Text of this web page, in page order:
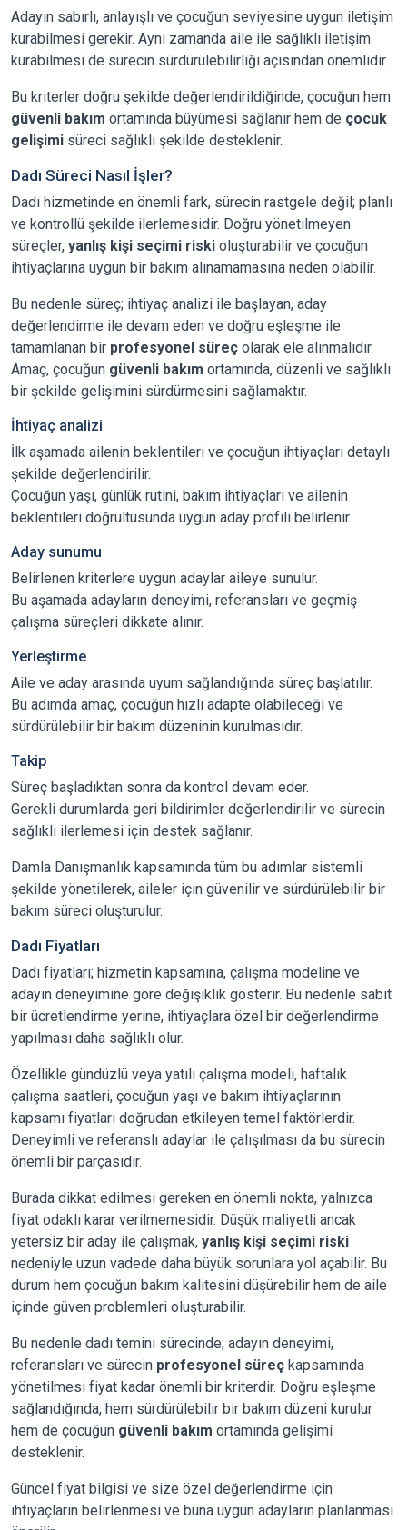
Adayın sabırlı, anlayışlı ve çocuğun seviyesine uygun iletişim
kurabilmesi gerekir. Aynı zamanda aile ile sağlıklı iletişim
kurabilmesi de sürecin sürdürülebilirliği açısından önemlidir.
Bu kriterler doğru şekilde değerlendirildiğinde, çocuğun hem
güvenli bakım ortamında büyümesi sağlanır hem de çocuk
gelişimi süreci sağlıklı şekilde desteklenir.
Dadı Süreci Nasıl İşler?
Dadı hizmetinde en önemli fark, sürecin rastgele değil; planlı
ve kontrollü şekilde ilerlemesidir. Doğru yönetilmeyen
süreçler, yanlış kişi seçimi riski oluşturabilir ve çocuğun
ihtiyaçlarına uygun bir bakım alınamamasına neden olabilir.
Bu nedenle süreç; ihtiyaç analizi ile başlayan, aday
değerlendirme ile devam eden ve doğru eşleşme ile
tamamlanan bir profesyonel süreç olarak ele alınmalıdır.
Amaç, çocuğun güvenli bakım ortamında, düzenli ve sağlıklı
bir şekilde gelişimini sürdürmesini sağlamaktır.
İhtiyaç analizi
İlk aşamada ailenin beklentileri ve çocuğun ihtiyaçları detaylı
şekilde değerlendirilir.
Çocuğun yaşı, günlük rutini, bakım ihtiyaçları ve ailenin
beklentileri doğrultusunda uygun aday profili belirlenir.
Aday sunumu
Belirlenen kriterlere uygun adaylar aileye sunulur.
Bu aşamada adayların deneyimi, referansları ve geçmiş
çalışma süreçleri dikkate alınır.
Yerleştirme
Aile ve aday arasında uyum sağlandığında süreç başlatılır.
Bu adımda amaç, çocuğun hızlı adapte olabileceği ve
sürdürülebilir bir bakım düzeninin kurulmasıdır.
Takip
Süreç başladıktan sonra da kontrol devam eder.
Gerekli durumlarda geri bildirimler değerlendirilir ve sürecin
sağlıklı ilerlemesi için destek sağlanır.
Damla Danışmanlık kapsamında tüm bu adımlar sistemli
şekilde yönetilerek, aileler için güvenilir ve sürdürülebilir bir
bakım süreci oluşturulur.
Dadı Fiyatları
Dadı fiyatları; hizmetin kapsamına, çalışma modeline ve
adayın deneyimine göre değişiklik gösterir. Bu nedenle sabit
bir ücretlendirme yerine, ihtiyaçlara özel bir değerlendirme
yapılması daha sağlıklı olur.
Özellikle gündüzlü veya yatılı çalışma modeli, haftalık
çalışma saatleri, çocuğun yaşı ve bakım ihtiyaçlarının
kapsamı fiyatları doğrudan etkileyen temel faktörlerdir.
Deneyimli ve referanslı adaylar ile çalışılması da bu sürecin
önemli bir parçasıdır.
Burada dikkat edilmesi gereken en önemli nokta, yalnızca
fiyat odaklı karar verilmemesidir. Düşük maliyetli ancak
yetersiz bir aday ile çalışmak, yanlış kişi seçimi riski
nedeniyle uzun vadede daha büyük sorunlara yol açabilir. Bu
durum hem çocuğun bakım kalitesini düşürebilir hem de aile
içinde güven problemleri oluşturabilir.
Bu nedenle dadı temini sürecinde; adayın deneyimi,
referansları ve sürecin profesyonel süreç kapsamında
yönetilmesi fiyat kadar önemli bir kriterdir. Doğru eşleşme
sağlandığında, hem sürdürülebilir bir bakım düzeni kurulur
hem de çocuğun güvenli bakım ortamında gelişimi
desteklenir.
Güncel fiyat bilgisi ve size özel değerlendirme için
ihtiyaçların belirlenmesi ve buna uygun adayların planlanması